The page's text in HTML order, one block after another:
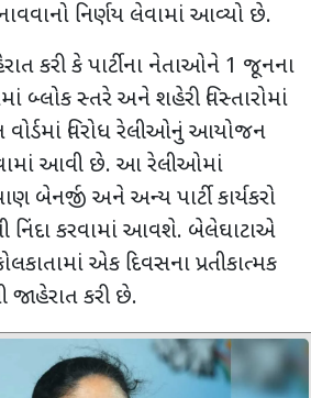
નિર્ણય લેવામાં આવ્યો છે.
કરી કે પાર્ટીના નેતાઓને 1 જૂનના
બ્લોક સ્તરે અને શહેરી વિસ્તારોમાં
વોર્ડમાં વિરોધ રેલીઓનું આયોજન
આવી છે. આ રેલીઓમાં
બેનર્જી અને અન્ય પાર્ટી કાર્યકરો
નિંદા કરવામાં આવશે. બેલેઘાટાએ
એક દિવસના પ્રતીકાત્મક
જાહેરાત કરી છે.